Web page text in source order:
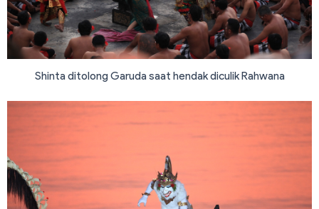
Shinta ditolong Garuda saat hendak diculik Rahwana